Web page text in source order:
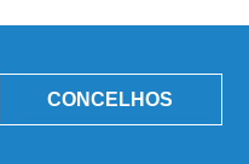
CONCELHOS